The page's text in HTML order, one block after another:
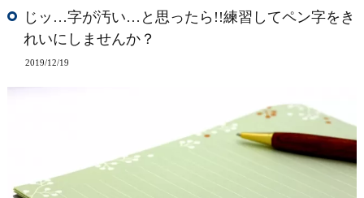
じッ…字が汚い…と思ったら!!練習してペン字をき
れいにしませんか？
2019/12/19